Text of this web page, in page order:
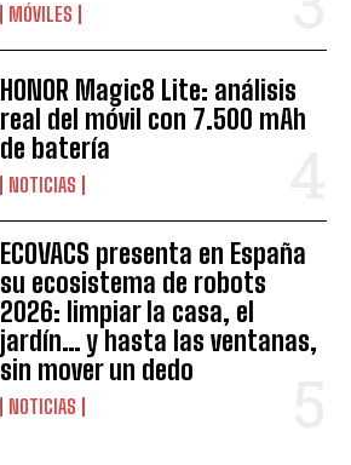
MÓVILES
HONOR Magic8 Lite: análisis
real del móvil con 7.500 mAh
de batería
NOTICIAS
ECOVACS presenta en España
su ecosistema de robots
2026: limpiar la casa, el
jardín… y hasta las ventanas,
sin mover un dedo
NOTICIAS